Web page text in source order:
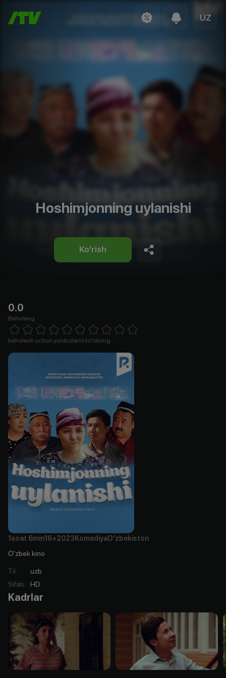
UZ
Hoshimjonning uylanishi
Ko'rish
0.0
Baholang
1 Star 2 Stars 3 Stars 4 Stars5 Stars 6 Stars7 Stars8 Stars
baholash uchun yulduzlarni to'ldiring
1soat 6min16+2023 KomediyaO'zbekiston
O'zbek kino
Til:
uzb
Sifati: HD
Kadrlar